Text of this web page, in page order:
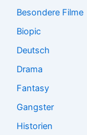
Besondere Filme
Biopic
Deutsch
Drama
Fantasy
Gangster
Historien